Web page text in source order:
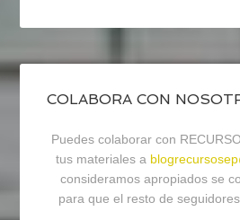
COLABORA CON
Puedes colaborar con
tus materiales a
consideramos apropiados se
para que el resto de